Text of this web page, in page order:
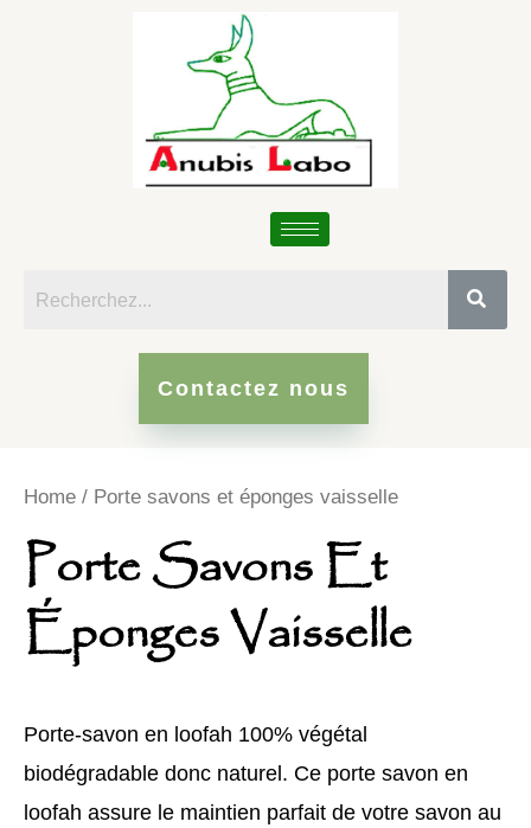
Contactez nous
Home / Porte savons et éponges vaisselle
Porte Savons Et
Éponges Vaisselle
Porte-savon en loofah 100% végétal
biodégradable donc naturel. Ce porte savon en
loofah assure le maintien parfait de votre savon au